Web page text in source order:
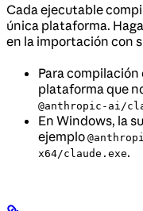
Cada ejecutable
única plataforma.
en la importación con
Para
plataforma que
@anthropic-ai/
En Windows, la
ejemplo
x64/claude.exe.